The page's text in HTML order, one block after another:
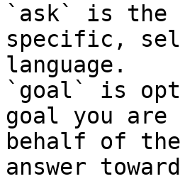
`ask` is the
specific,
language.
`goal` is
goal you
behalf of
answer